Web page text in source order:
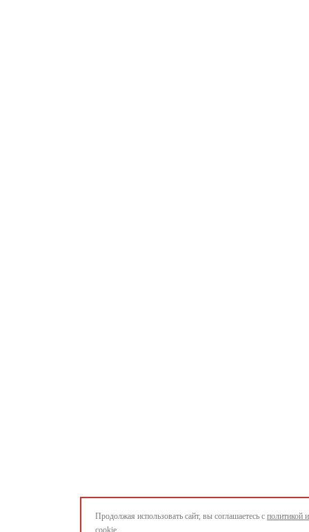
Продолжая использовать сайт, вы соглашаетесь с политикой
cookie.